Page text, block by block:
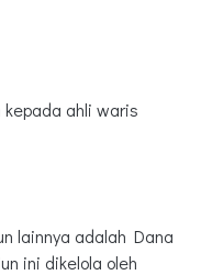
ahli waris
lainnya adalah Dana
ini dikelola oleh